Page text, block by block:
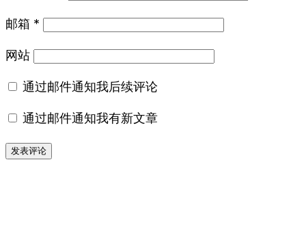
邮箱 *
网站
通过邮件通知我后续评论
通过邮件通知我有新文章